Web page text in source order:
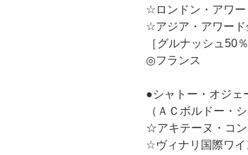
☆ロンドン・アワー
☆アジア・アワード
［グルナッシュ50
◎フランス
●シャトー・オジェ
（ＡＣボルドー・
☆アキテーヌ・コ
☆ヴィナリ国際ワ